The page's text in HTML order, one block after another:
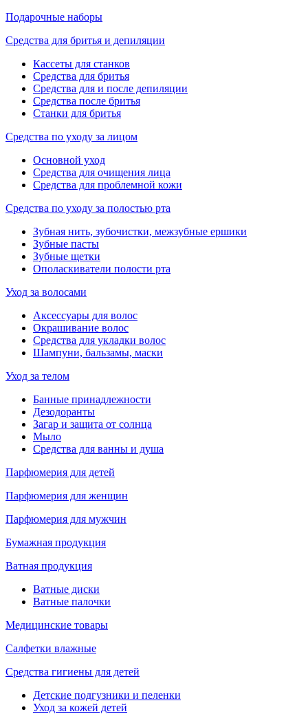
Подарочные наборы
Средства для бритья и депиляции
Кассеты для станков
Средства для бритья
Средства для и после депиляции
Средства после бритья
Станки для бритья
Средства по уходу за лицом
Основной уход
Средства для очищения лица
Средства для проблемной кожи
Средства по уходу за полостью рта
Зубная нить, зубочистки, межзубные ершики
Зубные пасты
Зубные щетки
Ополаскиватели полости рта
Уход за волосами
Аксессуары для волос
Окрашивание волос
Средства для укладки волос
Шампуни, бальзамы, маски
Уход за телом
Банные принадлежности
Дезодоранты
Загар и защита от солнца
Мыло
Средства для ванны и душа
Парфюмерия для детей
Парфюмерия для женщин
Парфюмерия для мужчин
Бумажная продукция
Ватная продукция
Ватные диски
Ватные палочки
Медицинские товары
Салфетки влажные
Средства гигиены для детей
Детские подгузники и пеленки
Уход за кожей детей